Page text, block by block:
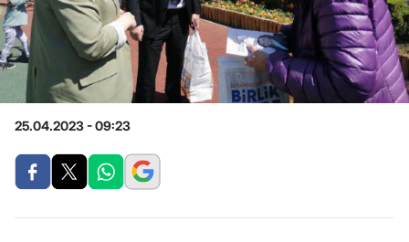
25.04.2023 - 09:23